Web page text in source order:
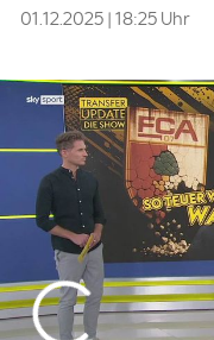
01.12.2025 | 18:25 Uhr